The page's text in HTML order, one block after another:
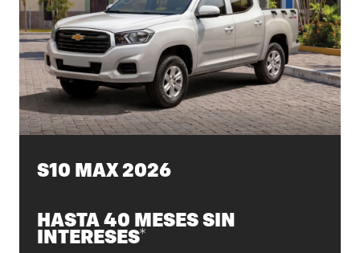
S10 MAX 2026
HASTA 40 MESES SIN
INTERESES*